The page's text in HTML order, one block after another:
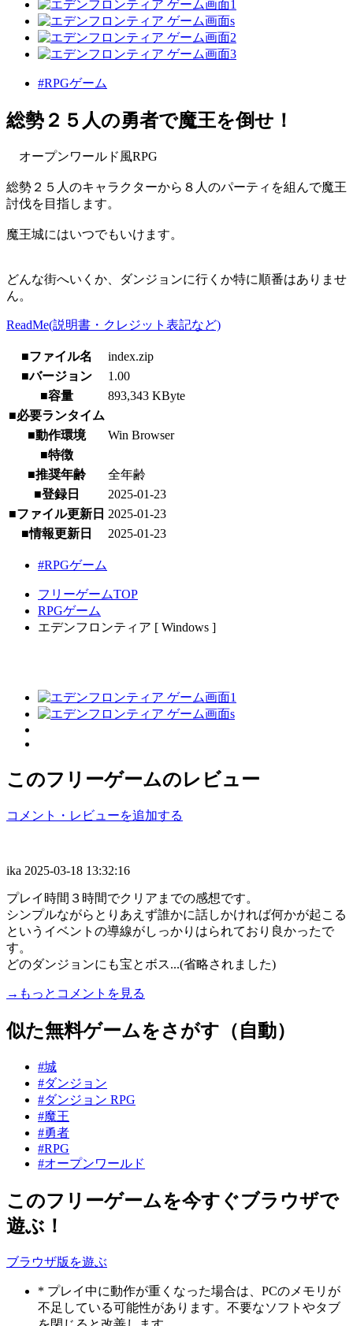
#RPGゲーム
総勢２５人の勇者で魔王を倒せ！
オープンワールド風RPG
総勢２５人のキャラクターから８人のパーティを組んで魔王
討伐を目指します。
魔王城にはいつでもいけます。
どんな街へいくか、ダンジョンに行くか特に順番はありませ
ん。
ReadMe(説明書・クレジット表記など)
■ファイル名
index.zip
■バージョン
1.00
■容量
893,343 KByte
■必要ランタイム
■動作環境
Win Browser
■特徴
■推奨年齢
全年齢
■登録日
2025-01-23
■ファイル更新日 2025-01-23
■情報更新日
2025-01-23
#RPGゲーム
フリーゲームTOP
RPGゲーム
エデンフロンティア [ Windows ]
このフリーゲームのレビュー
コメント・レビューを追加する
ika 2025-03-18 13:32:16
プレイ時間３時間でクリアまでの感想です。
シンプルながらとりあえず誰かに話しかければ何かが起こる
というイベントの導線がしっかりはられており良かったで
す。
どのダンジョンにも宝とボス...(省略されました)
→もっとコメントを見る
似た無料ゲームをさがす（自動）
#城
#ダンジョン
#ダンジョン RPG
#魔王
#勇者
#RPG
#オープンワールド
このフリーゲームを今すぐブラウザで
遊ぶ！
ブラウザ版を遊ぶ
* プレイ中に動作が重くなった場合は、PCのメモリが
不足している可能性があります。不要なソフトやタブ